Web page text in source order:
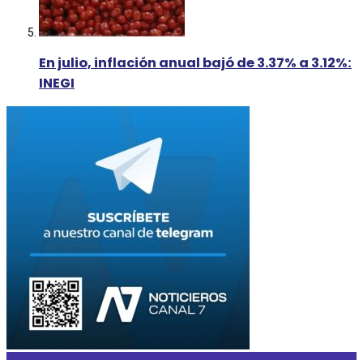
En julio, inflación anual bajó de 3.37% a 3.12%:
INEGI